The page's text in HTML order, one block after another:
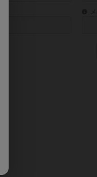
フ・ストーリーを指定することが